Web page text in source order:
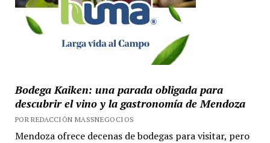
Bodega Kaiken: una parada obligada para
descubrir el vino y la gastronomía de Mendoza
POR REDACCIÓN MASSNEGOCIOS
Mendoza ofrece decenas de bodegas para visitar, pero